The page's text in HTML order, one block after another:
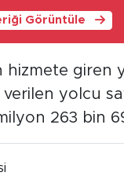
Görüntüle
hizmete giren
yolcu
263 bin